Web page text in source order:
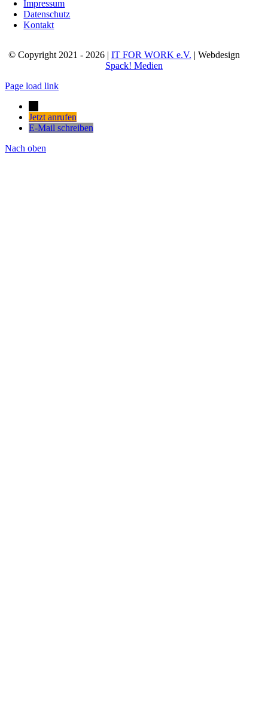
Impressum
Datenschutz
Kontakt
© Copyright 2021 - 2026 | IT FOR WORK e.V. | Webdesign
Spack! Medien
Page load link
Jetzt anrufen
E-Mail schreiben
Nach oben